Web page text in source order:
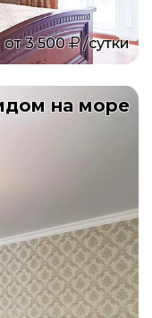
от 3 500 /сутки
на море